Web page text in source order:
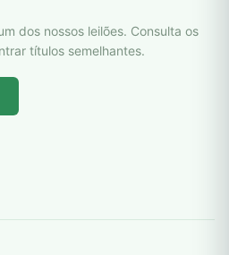
dos nossos leilões. Consulta os
títulos semelhantes.